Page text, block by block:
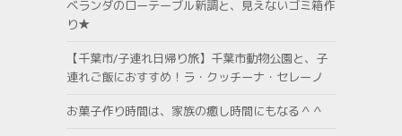
ベランダのローテーブル新調と、見えないゴミ箱作
り★
【千葉市/子連れ日帰り旅】千葉市動物公園と、子
連れご飯におすすめ！ラ・クッチーナ・セレーノ
お菓子作り時間は、家族の癒し時間にもなる＾＾